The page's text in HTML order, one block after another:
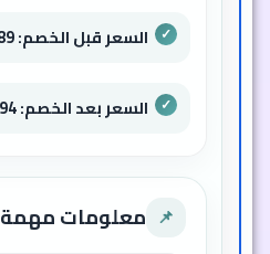
السعر قبل الخصم: 789 جنيه
السعر بعد الخصم: 394 جنيه فقط
📌 معلومات مهمة